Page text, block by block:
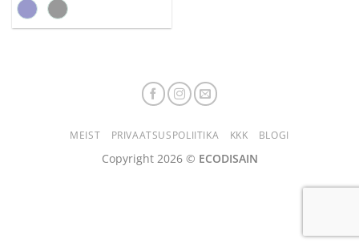
MEIST PRIVAATSUSPOLIITIKA KKK BLOGI
Copyright 2026 © ECODISAIN